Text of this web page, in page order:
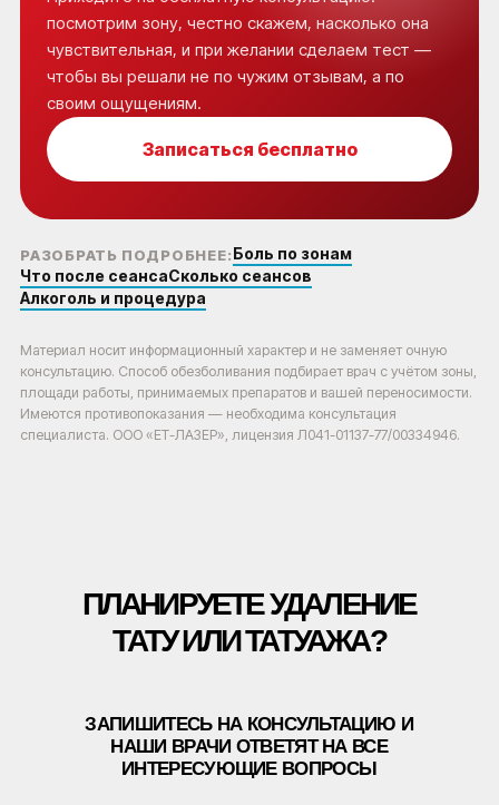
посмотрим зону, честно скажем, насколько она
чувствительная, и при желании сделаем тест —
чтобы вы решали не по чужим отзывам, а по
своим ощущениям.
Записаться бесплатно
РАЗОБРАТЬ ПОДРОБНЕЕ:Боль по зонам
Что после сеансаСколько сеансов
Алкоголь и процедура
Материал носит информационный характер и не заменяет очную
консультацию. Способ обезболивания подбирает врач с учётом зоны,
площади работы, принимаемых препаратов и вашей переносимости.
Имеются противопоказания — необходима консультация
специалиста. ООО «ЕТ-ЛАЗЕР», лицензия Л041-01137-77/00334946.